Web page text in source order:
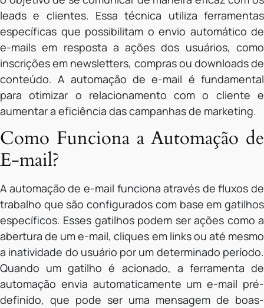
leads e clientes. Essa técnica utiliza ferramentas
específicas que possibilitam o envio automático de
e-mails em resposta a ações dos usuários, como
inscrições em newsletters, compras ou downloads de
conteúdo. A automação de e-mail é fundamental
para otimizar o relacionamento com o cliente e
aumentar a eficiência das campanhas de marketing.
Como Funciona a Automação de
E-mail?
A automação de e-mail funciona através de fluxos de
trabalho que são configurados com base em gatilhos
específicos. Esses gatilhos podem ser ações como a
abertura de um e-mail, cliques em links ou até mesmo
a inatividade do usuário por um determinado período.
Quando um gatilho é acionado, a ferramenta de
automação envia automaticamente um e-mail pré-
definido, que pode ser uma mensagem de boas-